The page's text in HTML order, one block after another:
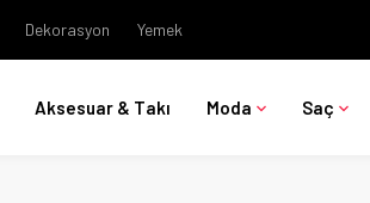
Dekorasyon Yemek
Aksesuar & Takı Moda Saç